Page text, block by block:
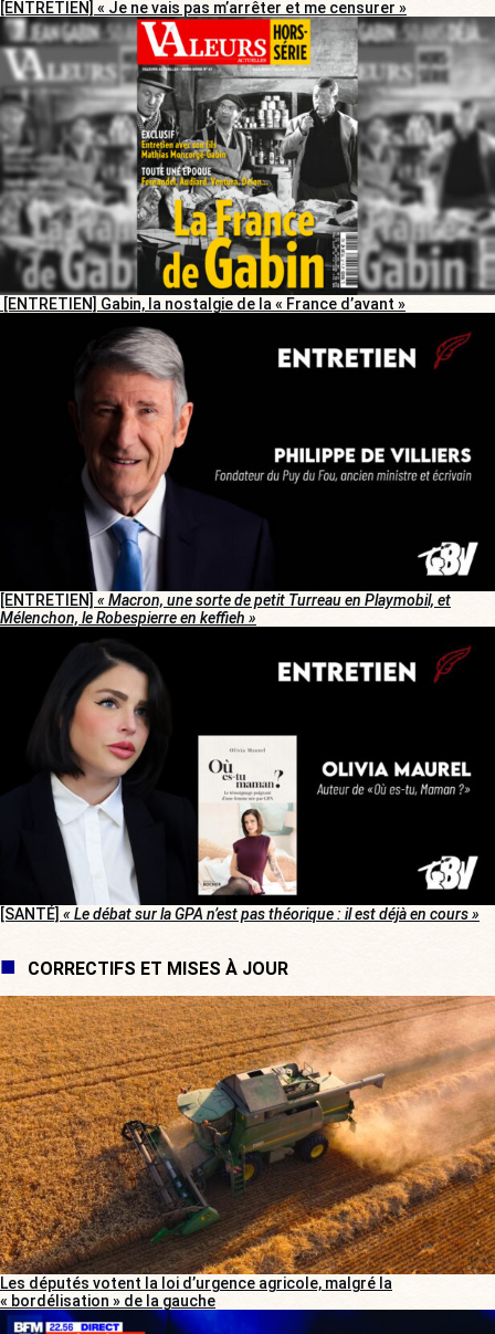
[ENTRETIEN] « Je ne vais pas m’arrêter et me censurer »
[ENTRETIEN] Gabin, la nostalgie de la « France d’avant »
[ENTRETIEN] « Macron, une sorte de petit Turreau en Playmobil, et
Mélenchon, le Robespierre en keffieh »
[SANTÉ] « Le débat sur la GPA n’est pas théorique : il est déjà en cours »
CORRECTIFS ET MISES À JOUR
Les députés votent la loi d’urgence agricole, malgré la
« bordélisation » de la gauche